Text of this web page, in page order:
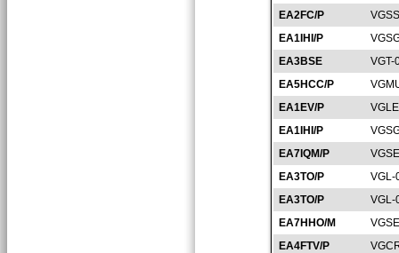
EA2FC/P
EA1IHI/P
EA3BSE
VGT-
EA5HCC/P
EA1EV/P
EA1IHI/P
EA7IQM/P
EA3TO/P
VGL-
EA3TO/P
VGL-
EA7HHO/M
EA4FTV/P